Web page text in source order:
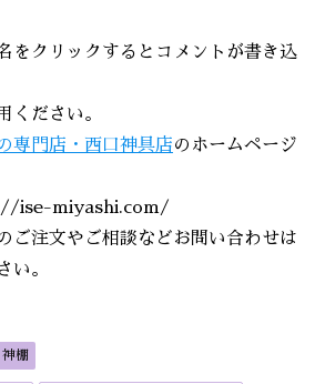
をクリックするとコメントが書き込
ください。
専門店・西口神具店のホームページ
ise-miyashi.com/
ご注文やご相談などお問い合わせは
い。
神棚